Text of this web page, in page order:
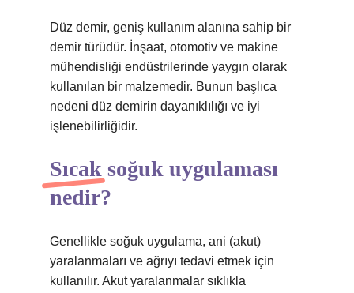
Düz demir, geniş kullanım alanına sahip bir
demir türüdür. İnşaat, otomotiv ve makine
mühendisliği endüstrilerinde yaygın olarak
kullanılan bir malzemedir. Bunun başlıca
nedeni düz demirin dayanıklılığı ve iyi
işlenebilirliğidir.
Sıcak soğuk uygulaması
nedir?
Genellikle soğuk uygulama, ani (akut)
yaralanmaları ve ağrıyı tedavi etmek için
kullanılır. Akut yaralanmalar sıklıkla